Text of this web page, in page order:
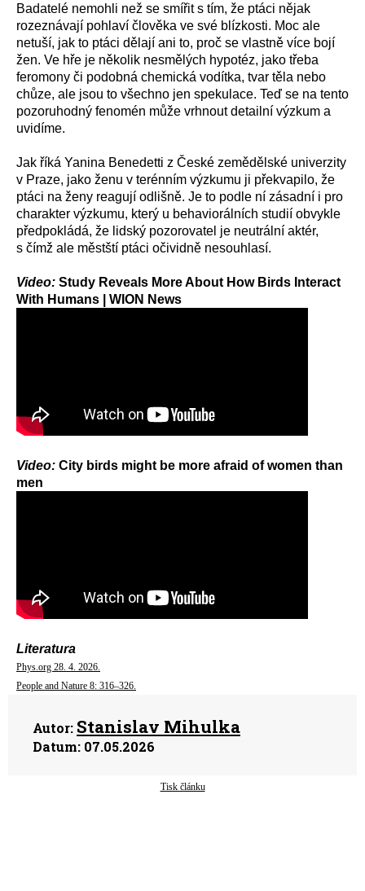
Badatelé nemohli než se smířit s tím, že ptáci nějak
rozeznávají pohlaví člověka ve své blízkosti. Moc ale
netuší, jak to ptáci dělají ani to, proč se vlastně více bojí
žen. Ve hře je několik nesmělých hypotéz, jako třeba
feromony či podobná chemická vodítka, tvar těla nebo
chůze, ale jsou to všechno jen spekulace. Teď se na tento
pozoruhodný fenomén může vrhnout detailní výzkum a
uvidíme.
Jak říká Yanina Benedetti z České zemědělské univerzity
v Praze, jako ženu v terénním výzkumu ji překvapilo, že
ptáci na ženy reagují odlišně. Je to podle ní zásadní i pro
charakter výzkumu, který u behaviorálních studií obvykle
předpokládá, že lidský pozorovatel je neutrální aktér,
s čímž ale městští ptáci očividně nesouhlasí.
Video: Study Reveals More About How Birds Interact
With Humans | WION News
Video: City birds might be more afraid of women than
men
Literatura
Phys.org 28. 4. 2026.
People and Nature 8: 316–326.
Autor: Stanislav Mihulka
Datum: 07.05.2026
Tisk článku